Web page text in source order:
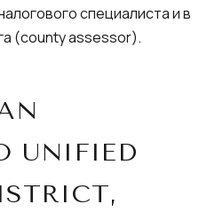
специалиста и в
(county assessor).
UNIFIED